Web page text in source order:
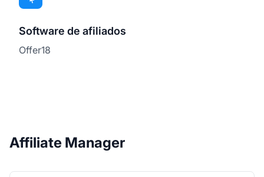
Software de afiliados
Offer18
Affiliate Manager